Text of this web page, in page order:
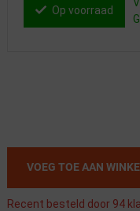
Op voorraad
VOEG TOE AAN
Recent besteld door 94